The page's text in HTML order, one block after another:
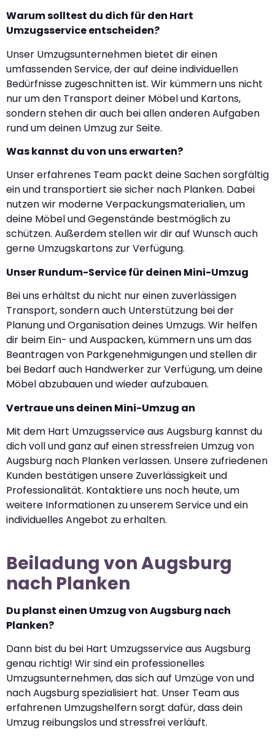
Warum solltest du dich für den Hart
Umzugsservice entscheiden?
Unser Umzugsunternehmen bietet dir einen
umfassenden Service, der auf deine individuellen
Bedürfnisse zugeschnitten ist. Wir kümmern uns nicht
nur um den Transport deiner Möbel und Kartons,
sondern stehen dir auch bei allen anderen Aufgaben
rund um deinen Umzug zur Seite.
Was kannst du von uns erwarten?
Unser erfahrenes Team packt deine Sachen sorgfältig
ein und transportiert sie sicher nach Planken. Dabei
nutzen wir moderne Verpackungsmaterialien, um
deine Möbel und Gegenstände bestmöglich zu
schützen. Außerdem stellen wir dir auf Wunsch auch
gerne Umzugskartons zur Verfügung.
Unser Rundum-Service für deinen Mini-Umzug
Bei uns erhältst du nicht nur einen zuverlässigen
Transport, sondern auch Unterstützung bei der
Planung und Organisation deines Umzugs. Wir helfen
dir beim Ein- und Auspacken, kümmern uns um das
Beantragen von Parkgenehmigungen und stellen dir
bei Bedarf auch Handwerker zur Verfügung, um deine
Möbel abzubauen und wieder aufzubauen.
Vertraue uns deinen Mini-Umzug an
Mit dem Hart Umzugsservice aus Augsburg kannst du
dich voll und ganz auf einen stressfreien Umzug von
Augsburg nach Planken verlassen. Unsere zufriedenen
Kunden bestätigen unsere Zuverlässigkeit und
Professionalität. Kontaktiere uns noch heute, um
weitere Informationen zu unserem Service und ein
individuelles Angebot zu erhalten.
Beiladung von Augsburg
nach Planken
Du planst einen Umzug von Augsburg nach
Planken?
Dann bist du bei Hart Umzugsservice aus Augsburg
genau richtig! Wir sind ein professionelles
Umzugsunternehmen, das sich auf Umzüge von und
nach Augsburg spezialisiert hat. Unser Team aus
erfahrenen Umzugshelfern sorgt dafür, dass dein
Umzug reibungslos und stressfrei verläuft.